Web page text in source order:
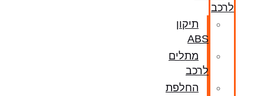
לרכב
תיקון
ABS
מתלים
לרכב
החלפת